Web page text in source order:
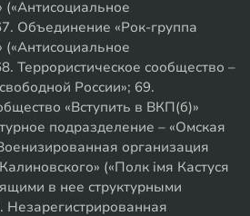
Объединение «Рок-группа
Террористическое сообщество –
России»; 69.
«Вступить в ВКП(б)»
подразделение – «Омская
организация
(«Полк iмя Кастуся
в нее структурными